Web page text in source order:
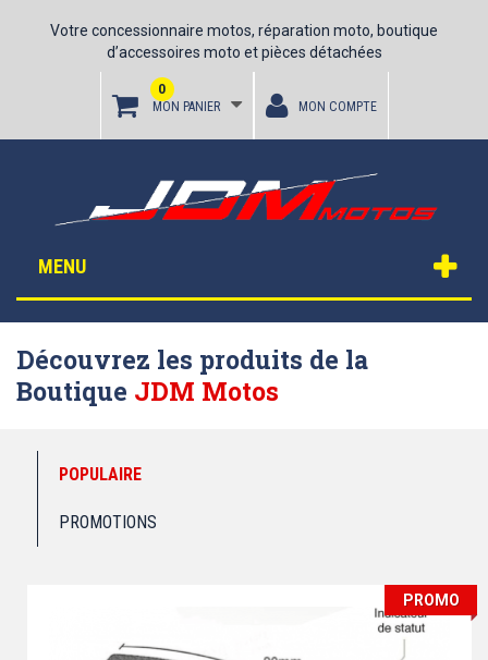
Votre concessionnaire motos, réparation moto, boutique
d’accessoires moto et pièces détachées
MON PANIER
0
MON COMPTE
MENU
Découvrez les produits de la
Boutique JDM Motos
POPULAIRE
PROMOTIONS
PROMO